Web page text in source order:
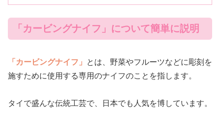
「カービングナイフ」について簡単に説明
「カービングナイフ」
とは、野菜やフルーツなどに彫刻を
施すために使用する専用のナイフのことを指します。
タイで盛んな伝統工芸で、日本でも人気を博しています。